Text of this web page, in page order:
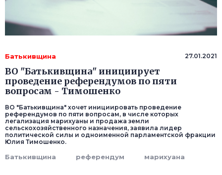
Батькивщина 27.01.2021
ВО "Батькивщина" инициирует
проведение референдумов по пяти
вопросам - Тимошенко
ВО "Батькивщина" хочет инициировать проведение
референдумов по пяти вопросам, в числе которых
легализация марихуаны и продажа земли
сельскохозяйственного назначения, заявила лидер
политической силы и одноименной парламентской фракции
Юлия Тимошенко.
Батькивщина референдум марихуана